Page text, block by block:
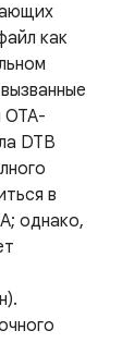
как
DTB
в
однако,